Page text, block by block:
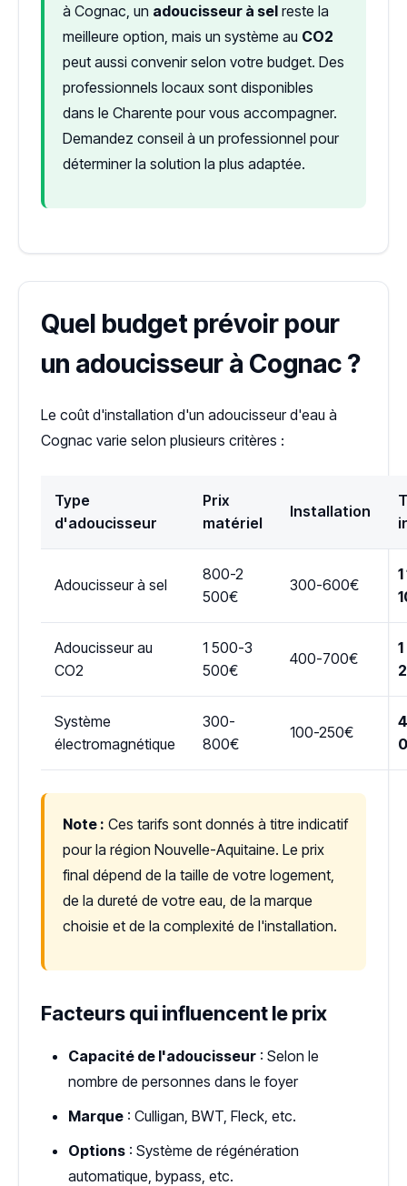
à Cognac, un adoucisseur à sel reste la
meilleure option, mais un système au CO2
peut aussi convenir selon votre budget. Des
professionnels locaux sont disponibles
dans le Charente pour vous accompagner.
Demandez conseil à un professionnel pour
déterminer la solution la plus adaptée.
Quel budget prévoir pour
un adoucisseur à Cognac ?
Le coût d'installation d'un adoucisseur d'eau à
Cognac varie selon plusieurs critères :
Type
d'adoucisseur
Prix
matériel
Installation
Adoucisseur à sel
800-2
500€
300-600€
Adoucisseur au
CO2
1 500-3
500€
400-700€
Système
électromagnétique
300-
800€
100-250€
Note : Ces tarifs sont donnés à titre indicatif
pour la région Nouvelle-Aquitaine. Le prix
final dépend de la taille de votre logement,
de la dureté de votre eau, de la marque
choisie et de la complexité de l'installation.
Facteurs qui influencent le prix
Capacité de l'adoucisseur : Selon le
nombre de personnes dans le foyer
Marque : Culligan, BWT, Fleck, etc.
Options : Système de régénération
automatique, bypass, etc.